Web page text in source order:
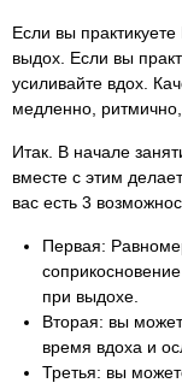
Если вы
выдох. Если вы
усиливайте вдох.
медленно, ритмично,
Итак. В начале
вместе с этим
вас есть 3
Первая:
при выдохе.
Вторая: вы
время вдоха и
Третья: вы